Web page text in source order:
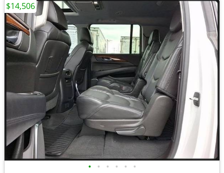
• • • • • •
$14,506